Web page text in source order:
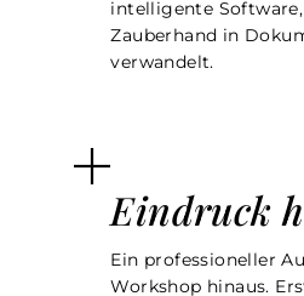
intelligente
Zauberhand in
verwandelt.
Eindruck
Ein professioneller
Workshop hinaus.